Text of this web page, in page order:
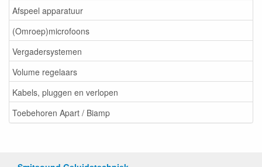
Afspeel apparatuur
(Omroep)microfoons
Vergadersystemen
Volume regelaars
Kabels, pluggen en verlopen
Toebehoren Apart / Biamp